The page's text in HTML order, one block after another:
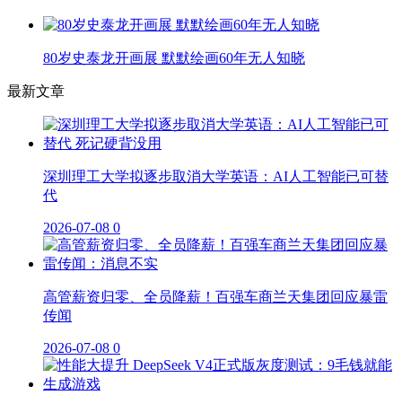
80岁史泰龙开画展 默默绘画60年无人知晓
最新文章
深圳理工大学拟逐步取消大学英语：AI人工智能已可替
代
2026-07-08 0
高管薪资归零、全员降薪！百强车商兰天集团回应暴雷
传闻
2026-07-08 0